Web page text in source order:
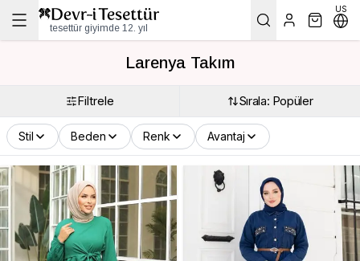
tesettür giyimde 12. yıl
US
Larenya Takım
Filtrele Sırala: Popüler
Stil Beden Renk Avantaj